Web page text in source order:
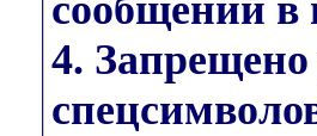
сообщений в
4.